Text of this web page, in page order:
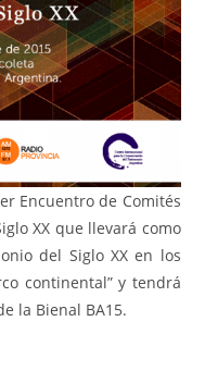
Encuentro de Comités
XX que llevará como
del Siglo XX en los
continental” y tendrá
la Bienal BA15.